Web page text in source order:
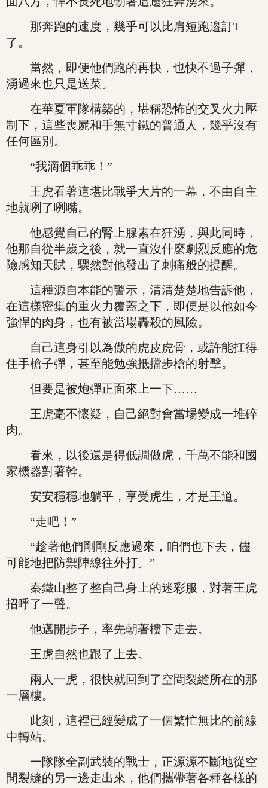
那奔跑的速度，幾乎可以比肩短跑邉訂T
了。
當然，即便他們跑的再快，也快不過子彈，
湧過來也只是送菜。
在華夏軍隊構築的，堪稱恐怖的交叉火力壓
制下，這些喪屍和手無寸鐵的普通人，幾乎沒有
任何區別。
“我滴個乖乖！”
王虎看著這堪比戰爭大片的一幕，不由自主
地就咧了咧嘴。
他感覺自己的腎上腺素在狂湧，與此同時，
他那自從半歲之後，就一直沒什麼劇烈反應的危
險感知天賦，驟然對他發出了刺痛般的提醒。
這種源自本能的警示，清清楚楚地告訴他，
在這樣密集的重火力覆蓋之下，即便是以他如今
強悍的肉身，也有被當場轟殺的風險。
自己這身引以為傲的虎皮虎骨，或許能扛得
住手槍子彈，甚至能勉強抵擋步槍的射擊。
但要是被炮彈正面來上一下……
王虎毫不懷疑，自己絕對會當場變成一堆碎
肉。
看來，以後還是得低調做虎，千萬不能和國
家機器對著幹。
安安穩穩地躺平，享受虎生，才是王道。
“走吧！”
“趁著他們剛剛反應過來，咱們也下去，儘
可能地把防禦陣線往外打。”
秦鐵山整了整自己身上的迷彩服，對著王虎
招呼了一聲。
他邁開步子，率先朝著樓下走去。
王虎自然也跟了上去。
兩人一虎，很快就回到了空間裂縫所在的那
一層樓。
此刻，這裡已經變成了一個繁忙無比的前線
中轉站。
一隊隊全副武裝的戰士，正源源不斷地從空
間裂縫的另一邊走出來，他們攜帶著各種各樣的